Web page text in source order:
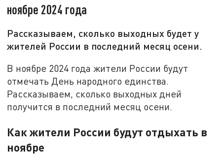
ноябре 2024 года
Рассказываем, сколько выходных будет у
жителей России в последний месяц осени.
В ноябре 2024 года жители России будут
отмечать День народного единства.
Рассказываем, сколько выходных дней
получится в последний месяц осени.
Как жители России будут отдыхать в
ноябре